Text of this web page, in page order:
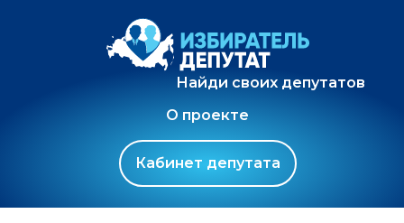
Найди своих депутатов
О проекте
Кабинет депутата